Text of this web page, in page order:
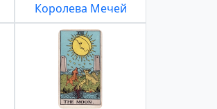
Королева Мечей